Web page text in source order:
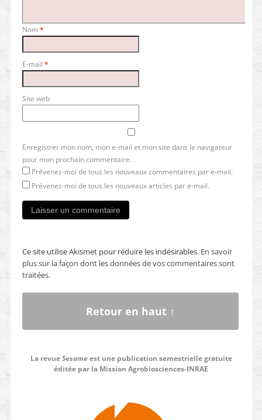
Nom *
E-mail *
Site web
Enregistrer mon nom, mon e-mail et mon site dans le navigateur
pour mon prochain commentaire.
Prévenez-moi de tous les nouveaux commentaires par e-mail.
Prévenez-moi de tous les nouveaux articles par e-mail.
Ce site utilise Akismet pour réduire les indésirables. En savoir
plus sur la façon dont les données de vos commentaires sont
traitées.
Retour en haut ↑
La revueSesameest une publication semestrielle gratuite
éditée par la Mission Agrobiosciences-INRAE